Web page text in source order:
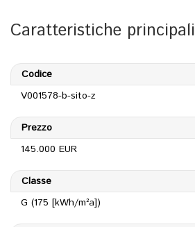
Caratteristiche principali
Codice
V001578-b-sito-z
Prezzo
145.000 EUR
Classe
G (175 [kWh/m²a])